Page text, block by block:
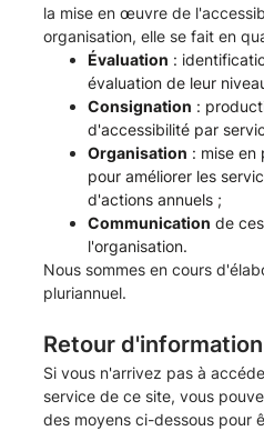
la mise en œuvre de
organisation, elle se fait en
Évaluation :
évaluation de leur
Consignation :
d'accessibilité par
Organisation : mise en
pour améliorer les
d'actions annuels ;
Communication de
l'organisation.
Nous sommes en cours
pluriannuel.
Retour
Si vous n'arrivez pas à
service de ce site, vous
des moyens ci-dessous pour